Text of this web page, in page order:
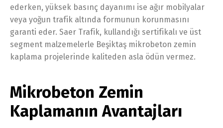
ederken, yüksek basınç dayanımı ise ağır mobilyalar
veya yoğun trafik altında formunun korunmasını
garanti eder. Saer Trafik, kullandığı sertifikalı ve üst
segment malzemelerle Beşiktaş mikrobeton zemin
kaplama projelerinde kaliteden asla ödün vermez.
Mikrobeton Zemin
Kaplamanın Avantajları